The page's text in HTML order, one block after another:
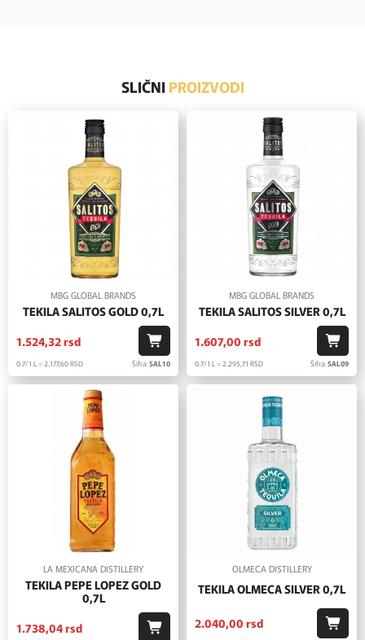
SLIČNI PROIZVODI
MBG GLOBAL BRANDS
TEKILA SALITOS GOLD 0,7L
1.524,32rsd
0.7/1 L = 2.177,60RSD Šifra:SAL10
MBG GLOBAL BRANDS
TEKILA SALITOS SILVER 0,7L
1.607,00 rsd
0.7/1 L = 2.295,71 RSD Šifra:SAL09
LA MEXICANA DISTILLERY
TEKILA PEPE LOPEZ GOLD
0,7L
1.738,04rsd
OLMECA DISTILLERY
TEKILA OLMECA SILVER 0,7L
2.040,00 rsd